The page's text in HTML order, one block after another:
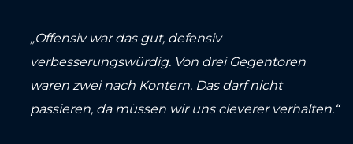
„Offensiv war das gut, defensiv
verbesserungswürdig. Von drei Gegentoren
waren zwei nach Kontern. Das darf nicht
passieren, da müssen wir uns cleverer verhalten.“